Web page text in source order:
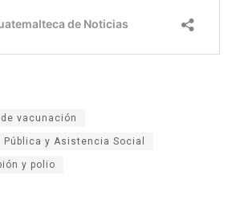
vacunación
y Asistencia Social
y polio